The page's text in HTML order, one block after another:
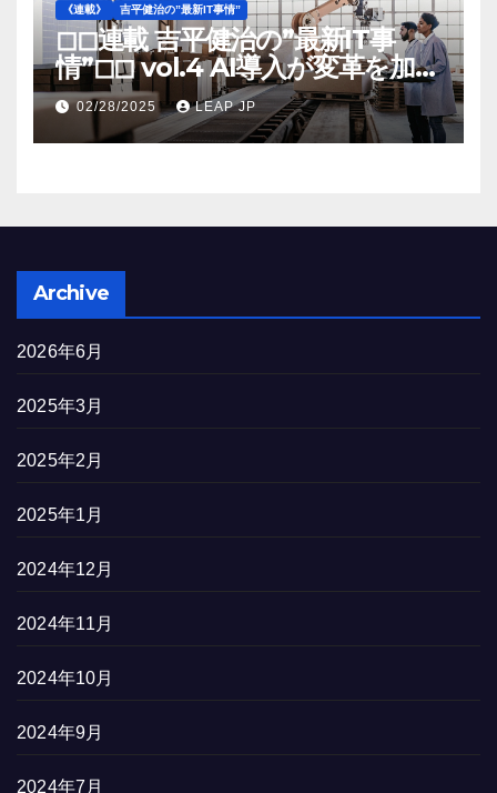
《連載》 吉平健治の”最新IT事情”
◻︎◻︎連載 吉平健治の”最新IT事
情”◻︎◻︎ vol.4 AI導入が変革を加速
する米国製造業の最前線
02/28/2025 LEAP JP
Archive
2026年6月
2025年3月
2025年2月
2025年1月
2024年12月
2024年11月
2024年10月
2024年9月
2024年7月